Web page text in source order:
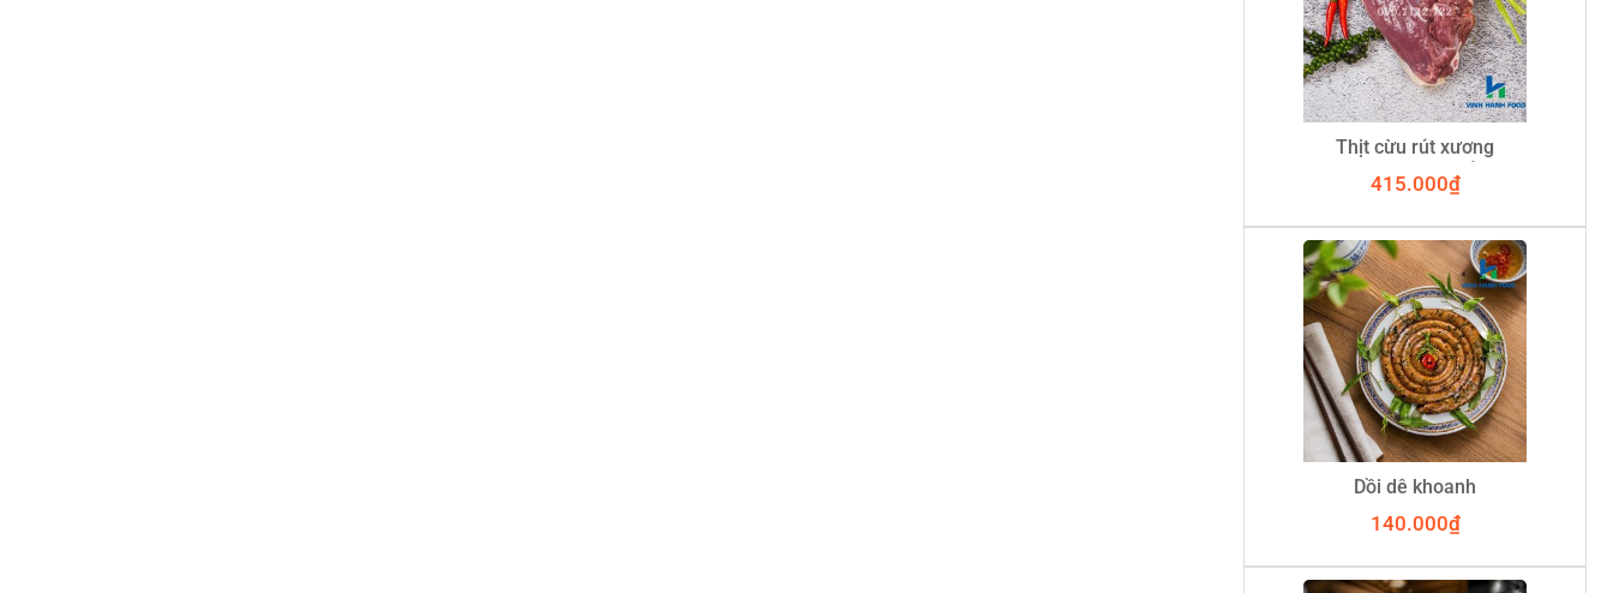
Thịt cừu rút xương
(Sườn+Đùi+Cổ)
415.000₫
Dồi dê khoanh
140.000₫